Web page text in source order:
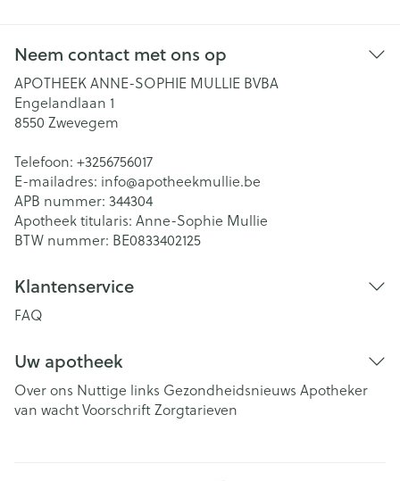
Neem contact met ons op
APOTHEEK ANNE-SOPHIE MULLIE BVBA
Engelandlaan 1
8550 Zwevegem
Telefoon: +3256756017
E-mailadres: info@apotheekmullie.be
APB nummer: 344304
Apotheek titularis: Anne-Sophie Mullie
BTW nummer: BE0833402125
Klantenservice
FAQ
Uw apotheek
Over ons Nuttige links Gezondheidsnieuws Apotheker
van wachtVoorschriftZorgtarieven